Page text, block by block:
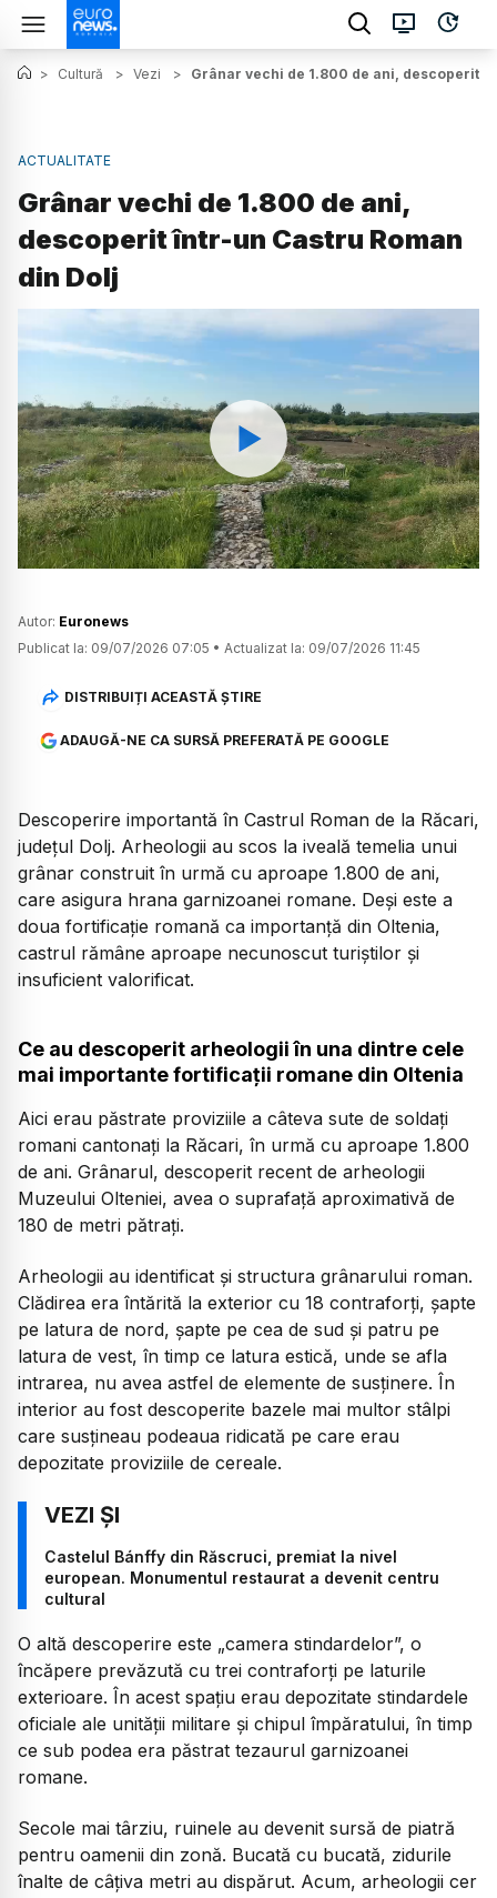
> Cultură > Vezi > Grânar vechi de 1.800 de ani, descoperit
ACTUALITATE
Grânar vechi de 1.800 de ani,
descoperit într-un Castru Roman
din Dolj
Watch
Autor: Euronews
Publicat la: 09/07/2026 07:05 • Actualizat la: 09/07/2026 11:45
DISTRIBUIȚI ACEASTĂ ȘTIRE
ADAUGĂ-NE CA SURSĂ PREFERATĂ PE GOOGLE
Descoperire importantă în Castrul Roman de la Răcari,
județul Dolj. Arheologii au scos la iveală temelia unui
grânar construit în urmă cu aproape 1.800 de ani,
care asigura hrana garnizoanei romane. Deși este a
doua fortificație romană ca importanță din Oltenia,
castrul rămâne aproape necunoscut turiștilor și
insuficient valorificat.
Ce au descoperit arheologii în una dintre cele
mai importante fortificații romane din Oltenia
Aici erau păstrate proviziile a câteva sute de soldați
romani cantonați la Răcari, în urmă cu aproape 1.800
de ani. Grânarul, descoperit recent de arheologii
Muzeului Olteniei, avea o suprafață aproximativă de
180 de metri pătrați.
Arheologii au identificat și structura grânarului roman.
Clădirea era întărită la exterior cu 18 contraforți, șapte
pe latura de nord, șapte pe cea de sud și patru pe
latura de vest, în timp ce latura estică, unde se afla
intrarea, nu avea astfel de elemente de susținere. În
interior au fost descoperite bazele mai multor stâlpi
care susțineau podeaua ridicată pe care erau
depozitate proviziile de cereale.
Castelul Bánffy din Răscruci, premiat la nivel
european. Monumentul restaurat a devenit centru
cultural
O altă descoperire este „camera stindardelor”, o
încăpere prevăzută cu trei contraforți pe laturile
exterioare. În acest spațiu erau depozitate stindardele
oficiale ale unității militare și chipul împăratului, în timp
ce sub podea era păstrat tezaurul garnizoanei
romane.
Secole mai târziu, ruinele au devenit sursă de piatră
pentru oamenii din zonă. Bucată cu bucată, zidurile
înalte de câțiva metri au dispărut. Acum, arheologii cer